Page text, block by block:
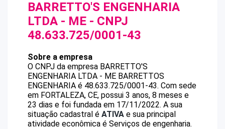
BARRETTO'S ENGENHARIA
LTDA - ME - CNPJ
48.633.725/0001-43
Sobre a empresa
O CNPJ da empresa BARRETTO'S
ENGENHARIA LTDA - ME BARRETTOS
ENGENHARIA é 48.633.725/0001-43. Com sede
em FORTALEZA, CE, possui 3 anos, 8 meses e
23 dias e foi fundada em 17/11/2022. A sua
situação cadastral é ATIVA e sua principal
atividade econômica é Serviços de engenharia.